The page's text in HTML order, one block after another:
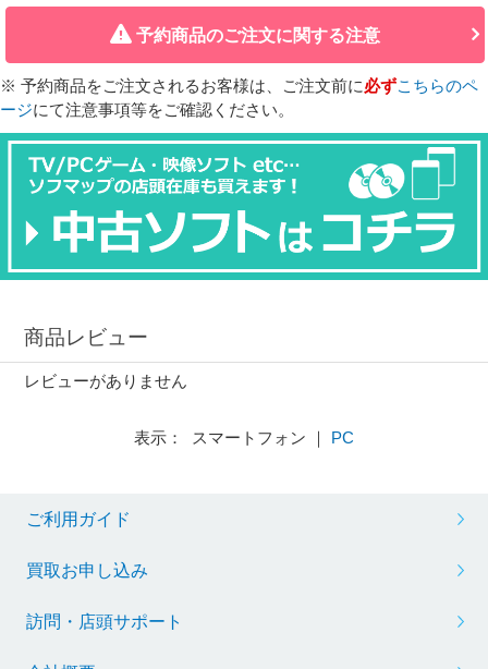
予約商品のご注文に関する注意
※ 予約商品をご注文されるお客様は、ご注文前に必ずこちらのペ
ージにて注意事項等をご確認ください。
商品レビュー
レビューがありません
表示： スマートフォン ｜ PC
ご利用ガイド
買取お申し込み
訪問・店頭サポート